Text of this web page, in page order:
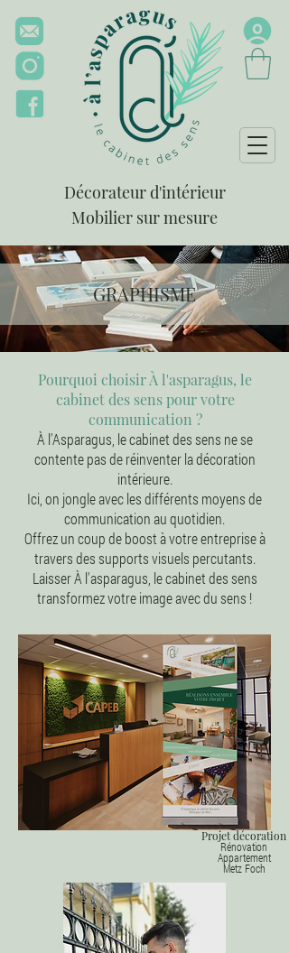
Décorateur d'intérieur
Mobilier sur mesure
GRAPHISME
Pourquoi choisir À l'asparagus, le
cabinet des sens pour votre
communication ?
À l'Asparagus, le cabinet des sens ne se
contente pas de réinventer la décoration
intérieure.
Ici, on jongle avec les différents moyens de
communication au quotidien.
Offrez un coup de boost à votre entreprise à
travers des supports visuels percutants.
Laisser À l'asparagus, le cabinet des sens
transformez votre image avec du sens !
Projet décoration
Rénovation
Appartement
Metz Foch